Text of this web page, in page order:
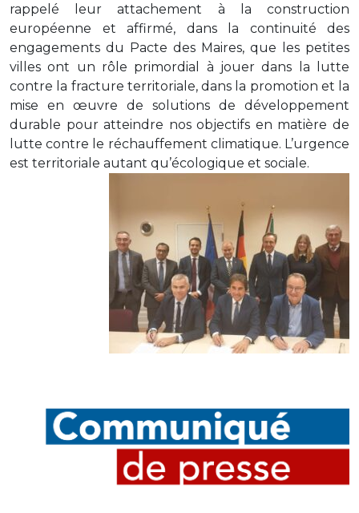
rappelé leur attachement à la construction
européenne et affirmé, dans la continuité des
engagements du Pacte des Maires, que les petites
villes ont un rôle primordial à jouer dans la lutte
contre la fracture territoriale, dans la promotion et la
mise en œuvre de solutions de développement
durable pour atteindre nos objectifs en matière de
lutte contre le réchauffement climatique. L’urgence
est territoriale autant qu’écologique et sociale.